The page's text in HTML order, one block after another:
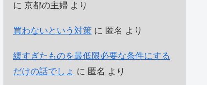
に 京都の主婦 より
買わないという対策 に 匿名 より
緩すぎたものを最低限必要な条件にする
だけの話でしょ に 匿名 より